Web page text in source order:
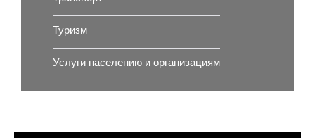
Туризм
Услуги населению и организациям